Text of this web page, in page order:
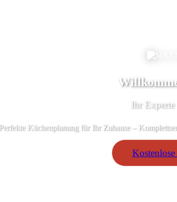
Ihr
Perfekte Küchenplanung für Ihr Zuhause –